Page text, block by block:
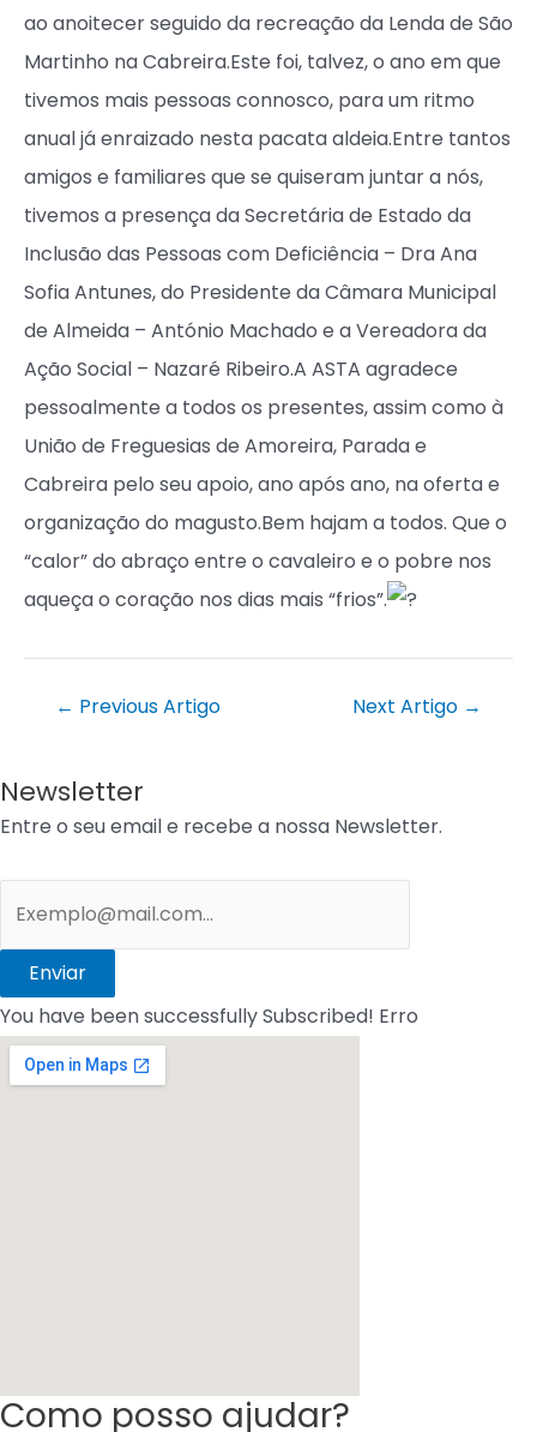
ao anoitecer seguido da recreação da Lenda de São
Martinho na Cabreira.Este foi, talvez, o ano em que
tivemos mais pessoas connosco, para um ritmo
anual já enraizado nesta pacata aldeia.Entre tantos
amigos e familiares que se quiseram juntar a nós,
tivemos a presença da Secretária de Estado da
Inclusão das Pessoas com Deficiência – Dra Ana
Sofia Antunes, do Presidente da Câmara Municipal
de Almeida – António Machado e a Vereadora da
Ação Social – Nazaré Ribeiro.A ASTA agradece
pessoalmente a todos os presentes, assim como à
União de Freguesias de Amoreira, Parada e
Cabreira pelo seu apoio, ano após ano, na oferta e
organização do magusto.Bem hajam a todos. Que o
“calor” do abraço entre o cavaleiro e o pobre nos
aqueça o coração nos dias mais “frios”.
← Previous Artigo Next Artigo →
Newsletter
Entre o seu email e recebe a nossa Newsletter.
Enviar
You have been successfully Subscribed! Erro
Como posso ajudar?